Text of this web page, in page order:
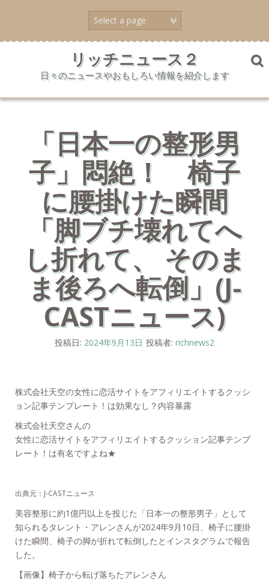
ン
ッ
リッチニュース２
日々のニュースやおもしろい情報を紹介します
「日本一の整形男
子」悶絶！ 椅子
に腰掛けた瞬間
「脚ブチ壊れてへ
し折れて、 そのま
ま後ろへ転倒」(J-
CASTニュース)
投稿日: 2024年9月13日 投稿者: richnews2
株式会社天空の女性に恋活サイトをアフィリエイトするクッシ
ョン記事テンプレート！は効果なし？内容暴露
株式会社天空さんの
女性に恋活サイトをアフィリエイトするクッション記事テンプ
レート！は有名ですよね★
出典元：J-CASTニュース
美容整形に約1億円以上を投じた「日本一の整形男子」として
知られるタレント・アレンさんが2024年9月10日、椅子に腰掛
けた瞬間、椅子の脚が折れて転倒したとインスタグラムで報告
した。
【画像】椅子から転げ落ちたアレンさん